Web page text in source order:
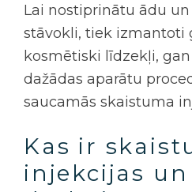
Lai nostiprinātu ādu
stāvokli, tiek izmantoti
kosmētiski līdzekļi,
dažādas aparātu
saucamās skaistuma
Kas ir
injekcijas